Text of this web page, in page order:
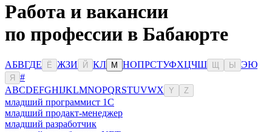
Работа и вакансии
по профессии в Бабаюрте
АБВГДЕ Ё ЖЗИ Й КЛ М НОПРСТУФХЦЧШ Ы ЭЮ
Я
#
ABCDEFGHIJKLMNOPQRSTUVWX Y Z
младший программист 1С
младший продакт-менеджер
младший разработчик